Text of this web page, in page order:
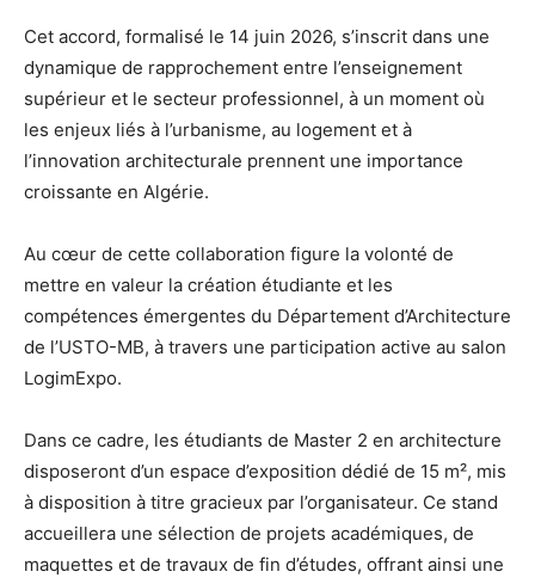
Cet accord, formalisé le 14 juin 2026, s’inscrit dans une
dynamique de rapprochement entre l’enseignement
supérieur et le secteur professionnel, à un moment où
les enjeux liés à l’urbanisme, au logement et à
l’innovation architecturale prennent une importance
croissante en Algérie.
Au cœur de cette collaboration figure la volonté de
mettre en valeur la création étudiante et les
compétences émergentes du Département d’Architecture
de l’USTO-MB, à travers une participation active au salon
LogimExpo.
Dans ce cadre, les étudiants de Master 2 en architecture
disposeront d’un espace d’exposition dédié de 15 m², mis
à disposition à titre gracieux par l’organisateur. Ce stand
accueillera une sélection de projets académiques, de
maquettes et de travaux de fin d’études, offrant ainsi une